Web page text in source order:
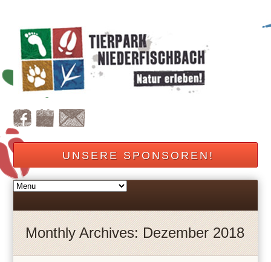
UNSERE SPONSOREN!
Monthly Archives: Dezember 2018